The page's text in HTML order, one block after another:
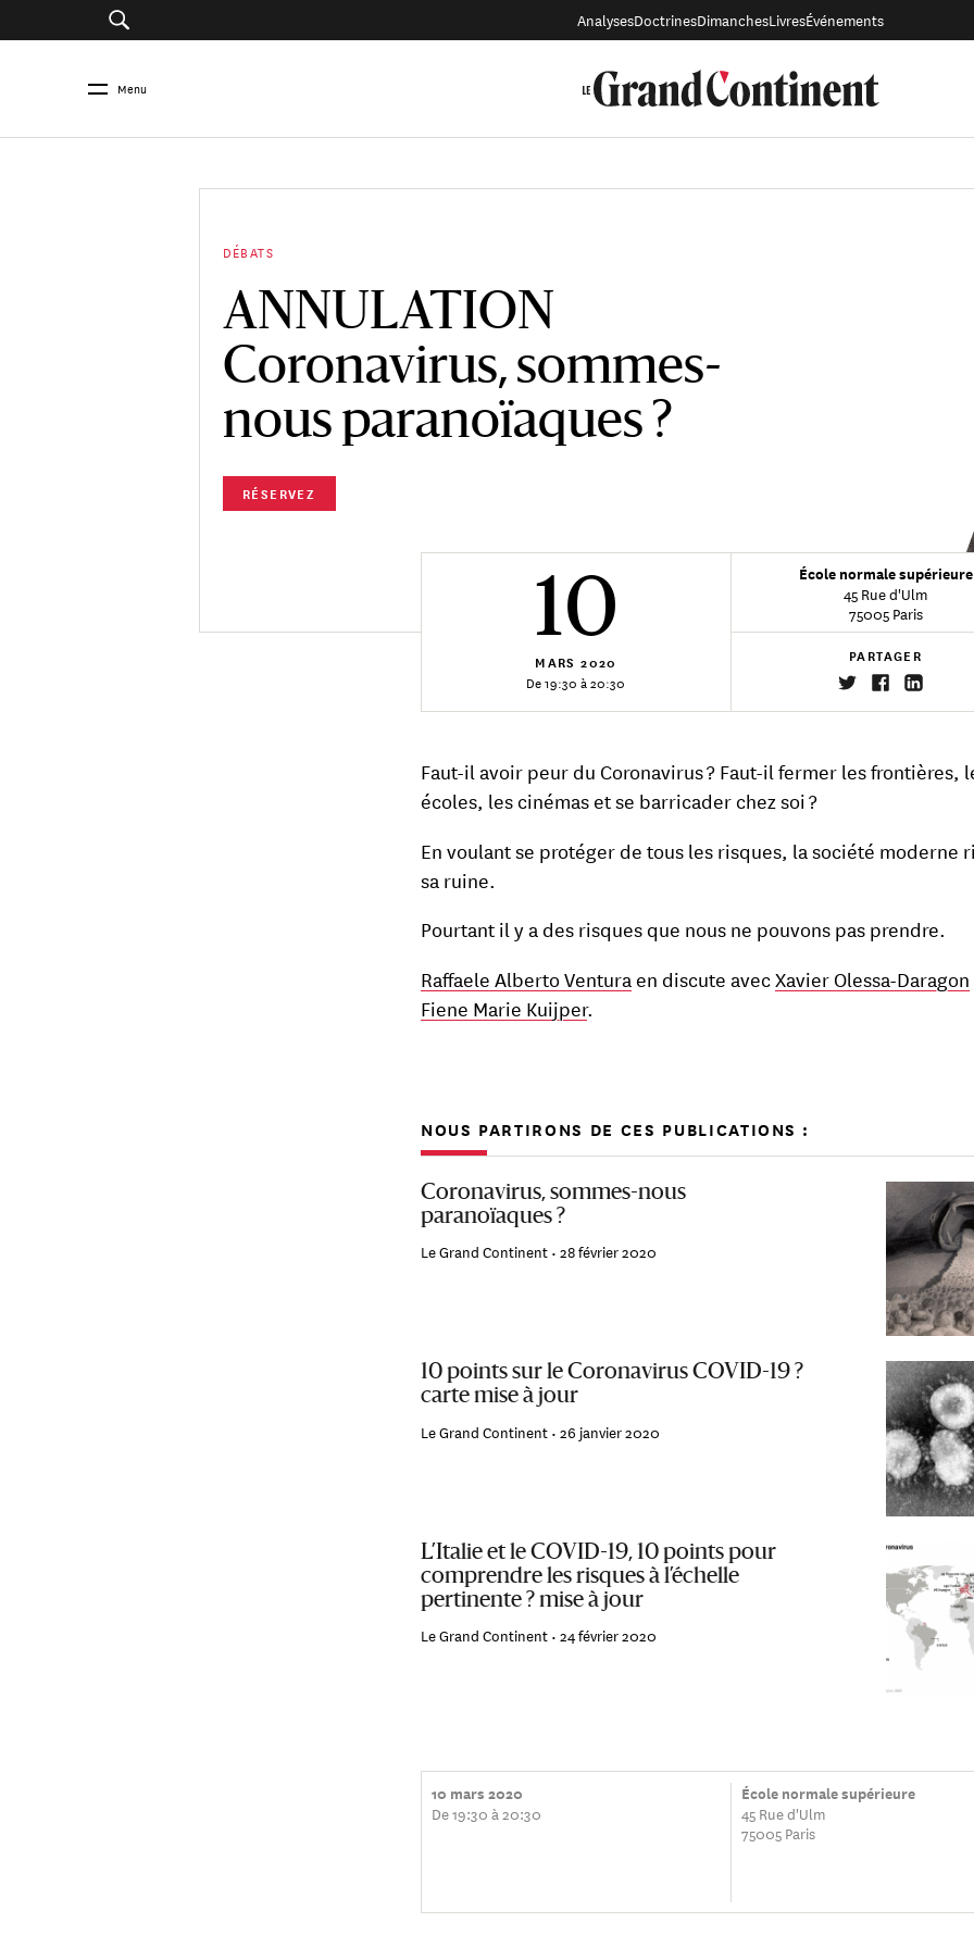
AnalysesDoctrinesDimanchesLivresÉvénements
Menu
DÉBATS
ANNULATION
Coronavirus, sommes-
nous paranoïaques ?
RÉSERVEZ
10
MARS 2020
De 19:30 à 20:30
École normale supérieure
45 Rue d'Ulm
75005 Paris
PARTAGER
Faut-il avoir peur du Coronavirus ? Faut-il fermer les frontières,
écoles, les cinémas et se barricader chez soi ?
En voulant se protéger de tous les risques, la société moderne
sa ruine.
Pourtant il y a des risques que nous ne pouvons pas prendre.
Raffaele Alberto Ventura en discute avecXavier Olessa-Daragon
Fiene Marie Kuijper.
NOUS PARTIRONS DE CES PUBLICATIONS :
Coronavirus, sommes-nous
paranoïaques ?
Le Grand Continent •28 février 2020
10 points sur le Coronavirus COVID-19 ?
carte mise à jour
Le Grand Continent •26 janvier 2020
L’Italie et le COVID-19, 10 points pour
comprendre les risques à l’échelle
pertinente ? mise à jour
Le Grand Continent •24 février 2020
10 mars 2020
De 19:30 à 20:30
École normale supérieure
45 Rue d'Ulm
75005 Paris